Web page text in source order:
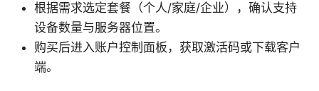
根据需求选定套餐（个人/家庭/企业），确认支持
设备数量与服务器位置。
购买后进入账户控制面板，获取激活码或下载客户
端。